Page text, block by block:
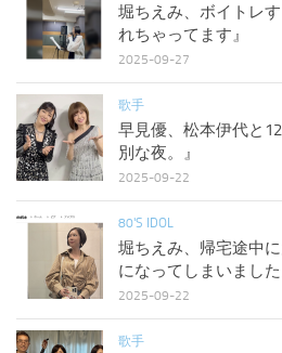
堀ちえみ、ボイトレ
れちゃってます』
2025-09-27
歌手
早見優、松本伊代と
別な夜。』
2025-09-22
80'S IDOL
堀ちえみ、帰宅途中
になってしまいました
2025-09-22
歌手